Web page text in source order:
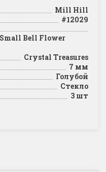
Mill Hill
#12029
Bell Flower
Crystal Treasures
7 мм
Голубой
Стекло
3 шт